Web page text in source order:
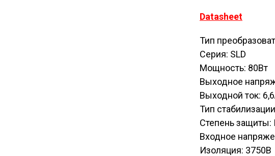
Datasheet
Тип
Серия: SLD
Мощность: 80Вт
Выходное
Выходной ток:
Тип
Степень защиты:
Входное
Изоляция: 3750В